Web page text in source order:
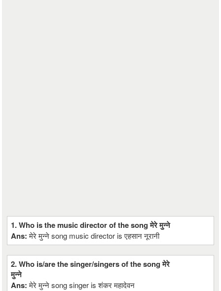
1. Who is the music director of the song मेरे मुन्ने
Ans:मेरे मुन्ने song music director is एहसान नूरानी
2. Who is/are the singer/singers of the song मेरे
मुन्ने
Ans:मेरे मुन्ने song singer is शंकर महादेवन